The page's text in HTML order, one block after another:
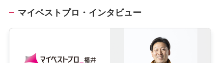
マイベストプロ・インタビュー